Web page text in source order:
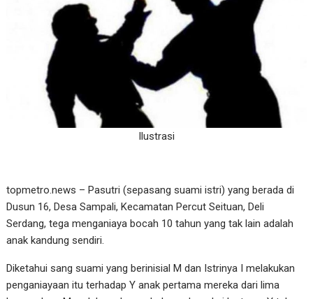
Ilustrasi
topmetro.news – Pasutri (sepasang suami istri) yang berada di
Dusun 16, Desa Sampali, Kecamatan Percut Seituan, Deli
Serdang, tega menganiaya bocah 10 tahun yang tak lain adalah
anak kandung sendiri.
Diketahui sang suami yang berinisial M dan Istrinya I melakukan
penganiayaan itu terhadap Y anak pertama mereka dari lima